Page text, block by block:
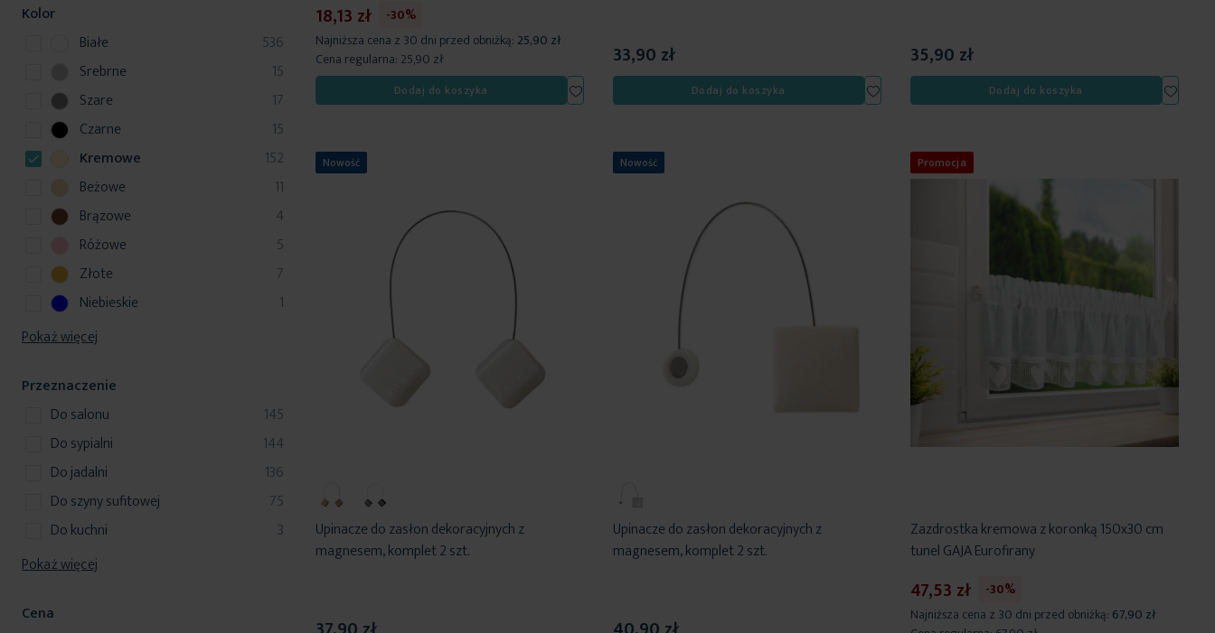
18,13 zł
-30%
Najniższa cena z 30 dni przed obniżką: 25,90 zł
Cena regularna: 25,90 zł
Dodaj do koszyka
Dodaj
do
33,90 zł
Dodaj do koszyka
Dodaj
do
35,90 zł
Dodaj do koszyka
Dodaj
do
Nowość
Upinacze do zasłon dekoracyjnych z
magnesem, komplet 2 szt.
Nowość
Upinacze do zasłon dekoracyjnych z
magnesem, komplet 2 szt.
Promocja
Zazdrostka kremowa z koronką 150x30 cm
tunel GAJA Eurofirany
47,53 zł
-30%
Najniższa cena z 30 dni przed obniżką: 67,90 zł
Kolor
Białe
536
p
r
d
u
k
y
Srebrne 15
p
r
d
u
k
y
Szare 17
p
r
d
u
k
y
Czarne 15
p
r
d
u
k
y
Kremowe 152
p
r
d
u
k
y
Beżowe 11
p
r
d
u
k
y
Brązowe 4
p
r
d
u
t
Różowe 5
p
r
d
u
y
Złote 7
p
r
d
k
y
Niebieskie 1
p
o
u
k
Pokaż więcej
Przeznaczenie
do salonu
145
produkty
do sypialni
144
produkty
do jadalni
136
produkty
do szyny sufitowej
75
produkty
do kuchni
3
produkty
Pokaż więcej
Cena